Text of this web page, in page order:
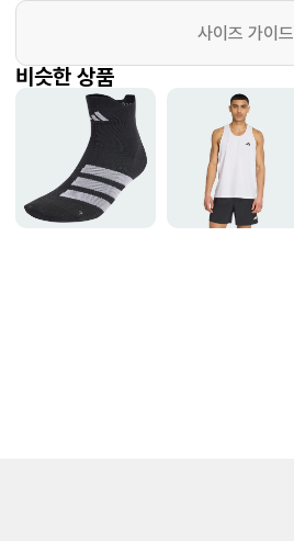
사이즈 가이드
비슷한 상품